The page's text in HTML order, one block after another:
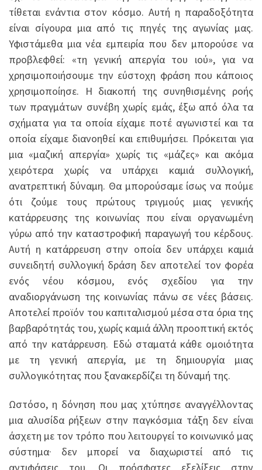
τίθεται ενάντια στον κόσμο. Αυτή η παραδοξότητα
είναι σίγουρα μια από τις πηγές της αγωνίας μας.
Υφιστάμεθα μια νέα εμπειρία που δεν μπορούσε να
προβλεφθεί: «τη γενική απεργία του ιού», για να
χρησιμοποιήσουμε την εύστοχη φράση που κάποιος
χρησιμοποίησε. Η διακοπή της συνηθισμένης ροής
των πραγμάτων συνέβη χωρίς εμάς, έξω από όλα τα
σχήματα για τα οποία είχαμε ποτέ αγωνιστεί και τα
οποία είχαμε διανοηθεί και επιθυμήσει. Πρόκειται για
μια «μαζική απεργία» χωρίς τις «μάζες» και ακόμα
χειρότερα χωρίς να υπάρχει καμιά συλλογική,
ανατρεπτική δύναμη. Θα μπορούσαμε ίσως να πούμε
ότι ζούμε τους πρώτους τριγμούς μιας γενικής
κατάρρευσης της κοινωνίας που είναι οργανωμένη
γύρω από την καταστροφική παραγωγή του κέρδους.
Αυτή η κατάρρευση στην οποία δεν υπάρχει καμιά
συνειδητή συλλογική δράση δεν αποτελεί τον φορέα
ενός νέου κόσμου, ενός σχεδίου για την
αναδιοργάνωση της κοινωνίας πάνω σε νέες βάσεις.
Αποτελεί προϊόν του καπιταλισμού μέσα στα όρια της
βαρβαρότητάς του, χωρίς καμιά άλλη προοπτική εκτός
από την κατάρρευση. Εδώ σταματά κάθε ομοιότητα
με τη γενική απεργία, με τη δημιουργία μιας
συλλογικότητας που ξανακερδίζει τη δύναμή της.
Ωστόσο, η δόνηση που μας χτύπησε αναγγέλλοντας
μια αλυσίδα ρήξεων στην παγκόσμια τάξη δεν είναι
άσχετη με τον τρόπο που λειτουργεί το κοινωνικό μας
σύστημα· δεν μπορεί να διαχωριστεί από τις